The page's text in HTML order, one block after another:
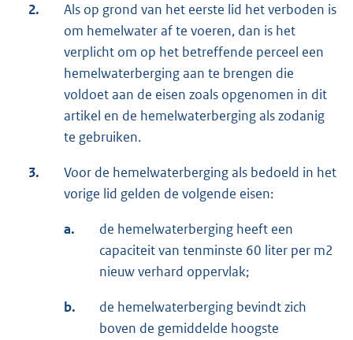
2.
Als op grond van het eerste lid het verboden is
om hemelwater af te voeren, dan is het
verplicht om op het betreffende perceel een
hemelwaterberging aan te brengen die
voldoet aan de eisen zoals opgenomen in dit
artikel en de hemelwaterberging als zodanig
te gebruiken.
3.
Voor de hemelwaterberging als bedoeld in het
vorige lid gelden de volgende eisen:
a.
de hemelwaterberging heeft een
capaciteit van tenminste 60 liter per m2
nieuw verhard oppervlak;
b.
de hemelwaterberging bevindt zich
boven de gemiddelde hoogste